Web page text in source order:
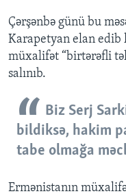
Çərşənbə günü bu
Karapetyan elan edib
müxalifət “birtərəfli
salınıb.
Biz Serj
bildiksə, hakim
tabe olmağa
Ermənistanın